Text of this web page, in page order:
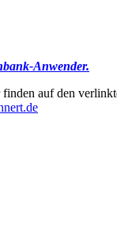
Anwender.
finden auf den